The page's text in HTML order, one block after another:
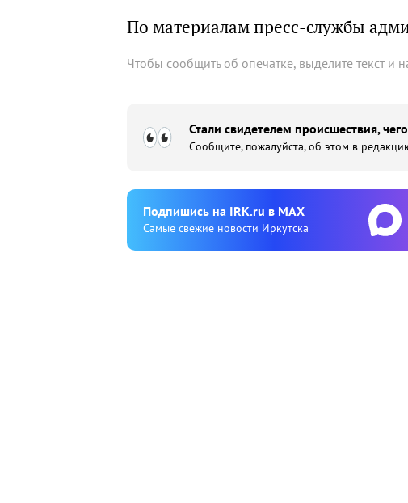
По материалам пресс-службы
Чтобы сообщить об опечатке, выделите текст и
Стали свидетелем происшествия,
Сообщите, пожалуйста, об этом в
Подпишиcь на IRK.ru в MAX
Cамые свежие новости Иркутска